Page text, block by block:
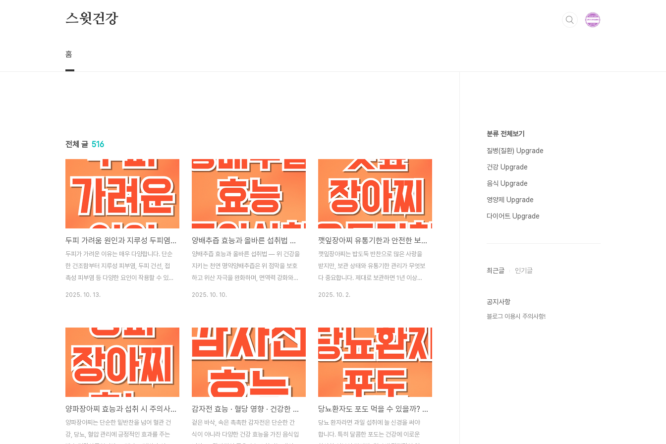
스윗건강
홈
전체 글 516
두피 가려움 원인과 지루성 두피염 자가진단, 관리 루틴 총정리
두피가 가려운 이유는 매우 다양합니다. 단순
한 건조함부터 지루성 피부염, 두피 건선, 접
촉성 피부염 등 다양한 요인이 작용할 수 있
두피 가려움 주요 원인지루성 피부염: 피지
분비 과다로 인한 염증과 가려움. 스트레스,
피로, 호르몬 변화가 악화 요인.두피 건선: 두
피가 건조하고 각질이 벗겨지며 비듬과 가려
움 동반.접촉성 피부염: 염색약, 파마약, 헤어
제품의 화학 성분에 의한 자극 반응.기타 피
부질환: 아토피, 모낭염, 백선 등으로 인한 가
려움.환경 및 습관 요인: 건조한 환경, 헬멧 착
용, 자극적인 제품 사용, 불규칙한 세정.정신
2025. 10. 13.
양배추즙 효능과 올바른 섭취법 — 위 건강을 지키는 천연 명약
양배추즙 효능과 올바른 섭취법 — 위 건강을
지키는 천연 명약양배추즙은 위 점막을 보호
하고 위산 자극을 완화하며, 면역력 강화와
강화: 비타민 U가 위 점막을 보호하고 손상된
위벽 회복을 돕습니다.장 건강 개선: 풍부한
식이섬유가 장운동을 촉진하고 변비를 예방
합니다.항산화 효과: 설포라판과 폴리페놀 성
분이 독소를 배출하고 염증을 완화합니다.면
역력 향상: 비타민 C와 항산화 성분이 체내
면역 세포를 활성화합니다.다이어트 및 혈당
조절: 포만감을 유지하며 혈당 급상승을 막아
체중 관리에 도움을 줍니다.💡 TIP: 양배추
2025. 10. 10.
깻잎장아찌 유통기한과 안전한 보관법
깻잎장아찌는 밥도둑 반찬으로 많은 사랑을
받지만, 보관 상태와 유통기한 관리가 무엇보
다 중요합니다. 제대로 보관하면 1년 이상도
장 보관: 2~3개월 권장, 최적 조건 시 1년까
지 가능- 냉동 보관: 1년~1년 반 가능- 0~5
도 사이에서 밀폐 보관 필수- 색, 냄새, 촉감,
국물 상태로 변질 여부 확인1️⃣ 깻잎장아찌
유통기한냉장 보관: 보통 2~3개월, 국물이
충분히 덮이고 위생적으로 관리되면 1년까지
도 가능냉동 보관: 1년~1년 반 보관 가능온도
·습도 관리가 잘 안 되면 더 빨리 변질될 수 있
음2️⃣ 깻잎장아찌 최적 보관 온..
2025. 10. 2.
양파장아찌 효능과 섭취 시 주의사항｜혈관 건강·당뇨·혈압 관리
양파장아찌는 단순한 밑반찬을 넘어 혈관 건
강, 당뇨, 혈압 관리에 긍정적인 효과를 주는
감자전 효능 · 혈당 영향 · 건강한 섭취 방법 총정리
겉은 바삭, 속은 촉촉한 감자전은 단순한 간
식이 아니라 다양한 건강 효능을 가진 음식입
당뇨환자도 포도 먹을 수 있을까? 올바른 섭취 방법과 주의사항
당뇨 환자라면 과일 섭취에 늘 신경을 써야
합니다. 특히 달콤한 포도는 건강에 이로운
분류 전체보기
질병(질환) Upgrade
건강 Upgrade
음식 Upgrade
영양제 Upgrade
다이어트 Upgrade
최근글 인기글
공지사항
블로그 이용시 주의사항!